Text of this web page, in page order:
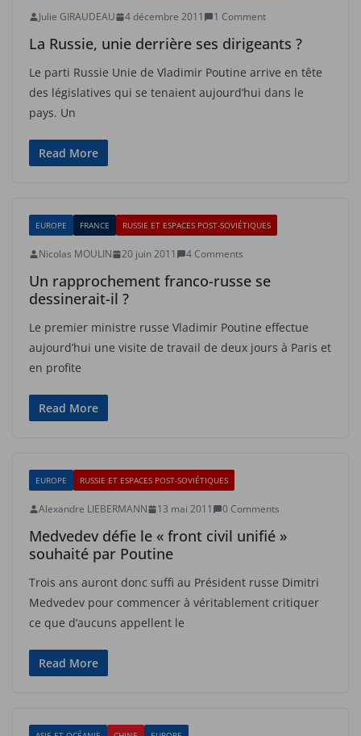
Julie GIRAUDEAU 4 décembre 2011 1 Comment
La Russie, unie derrière ses dirigeants ?
Le parti Russie Unie de Vladimir Poutine arrive en tête
des législatives qui se tenaient aujourd’hui dans le
pays. Un
Read More
EUROPE FRANCE RUSSIE ET ESPACES POST-SOVIÉTIQUES
Nicolas MOULIN 20 juin 2011 4 Comments
Un rapprochement franco-russe se
dessinerait-il ?
Le premier ministre russe Vladimir Poutine effectue
aujourd’hui une visite de travail de deux jours à Paris et
en profite
Read More
EUROPE RUSSIE ET ESPACES POST-SOVIÉTIQUES
Alexandre LIEBERMANN 13 mai 2011 0 Comments
Medvedev défie le « front civil unifié »
souhaité par Poutine
Trois ans auront donc suffi au Président russe Dimitri
Medvedev pour commencer à véritablement critiquer
ce que d’aucuns appellent le
Read More